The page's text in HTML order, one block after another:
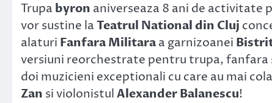
Trupa byron aniverseaza 8 ani de
vor sustine laTeatrul National din Cluj
alaturi Fanfara Militaraa garnizoanei
versiuni reorchestrate pentru trupa, fanfara
doi muzicieni exceptionali cu care au mai
Zan si violonistulAlexander Balanescu!